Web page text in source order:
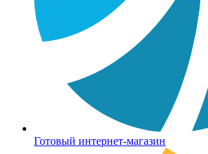
Готовый интернет-магазин